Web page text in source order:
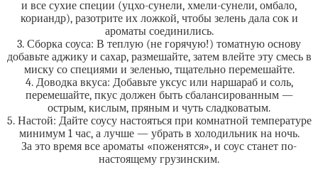
и все сухие специи (уцхо-сунели, хмели-сунели, омбало,
кориандр), разотрите их ложкой, чтобы зелень дала сок и
ароматы соединились.
3. Сборка соуса: В теплую (не горячую!) томатную основу
добавьте аджику и сахар, размешайте, затем влейте эту смесь в
миску со специями и зеленью, тщательно перемешайте.
4. Доводка вкуса: Добавьте уксус или наршараб и соль,
перемешайте, пкус должен быть сбалансированным —
острым, кислым, пряным и чуть сладковатым.
5. Настой: Дайте соусу настояться при комнатной температуре
минимум 1 час, а лучше — убрать в холодильник на ночь.
За это время все ароматы «поженятся», и соус станет по-
настоящему грузинским.